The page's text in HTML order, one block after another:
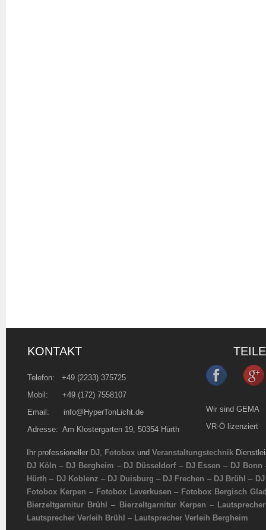
KONTAKT
Telefon: +49 (2233) 375725
Mobil: +49 (172) 7558107
Email: info@HyperTonLicht.de
Adresse: Am Klostergarten 19, 50354 Hürth
Ihr professioneller DJ, Fotobox und Veranstaltungstechnik
DJ Köln – DJ Bergheim – DJ Düsseldorf– DJ Essen – DJ Bonn
Hürth – DJ Koblenz – DJ Duisburg – DJ Frechen – DJ Brühl –
Fotobox Kerpen – Fotobox Leverkusen – Fotobox Bergisch
Bierzeltgarnitur Brühl
– Bierzeltgarnitur Kerpen –
Lautsprecher Verleih Brühl – Lautsprecher Verleih Bergheim
Wir sind GEMA
VR-Ö lizenziert